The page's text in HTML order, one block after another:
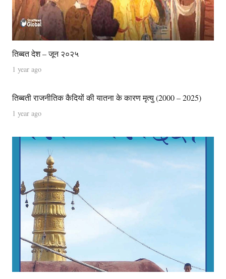
तिब्बत देश – जून २०२५
1 year ago
तिब्बती राजनीतिक कैदियों की यातना के कारण मृत्यु (2000 – 2025)
1 year ago